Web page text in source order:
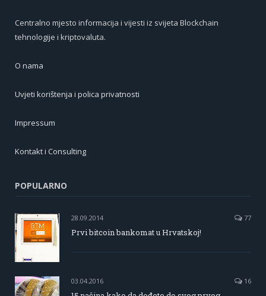
Centralno mjesto informacija i vijesti iz svijeta Blockchain
tehnologije i kriptovaluta.
O nama
Uvjeti korištenja i polica privatnosti
Impressum
Kontakt i Consulting
POPULARNO
28.09.2014 77
Prvi bitcoin bankomat u Hrvatskoj!
03.04.2016 16